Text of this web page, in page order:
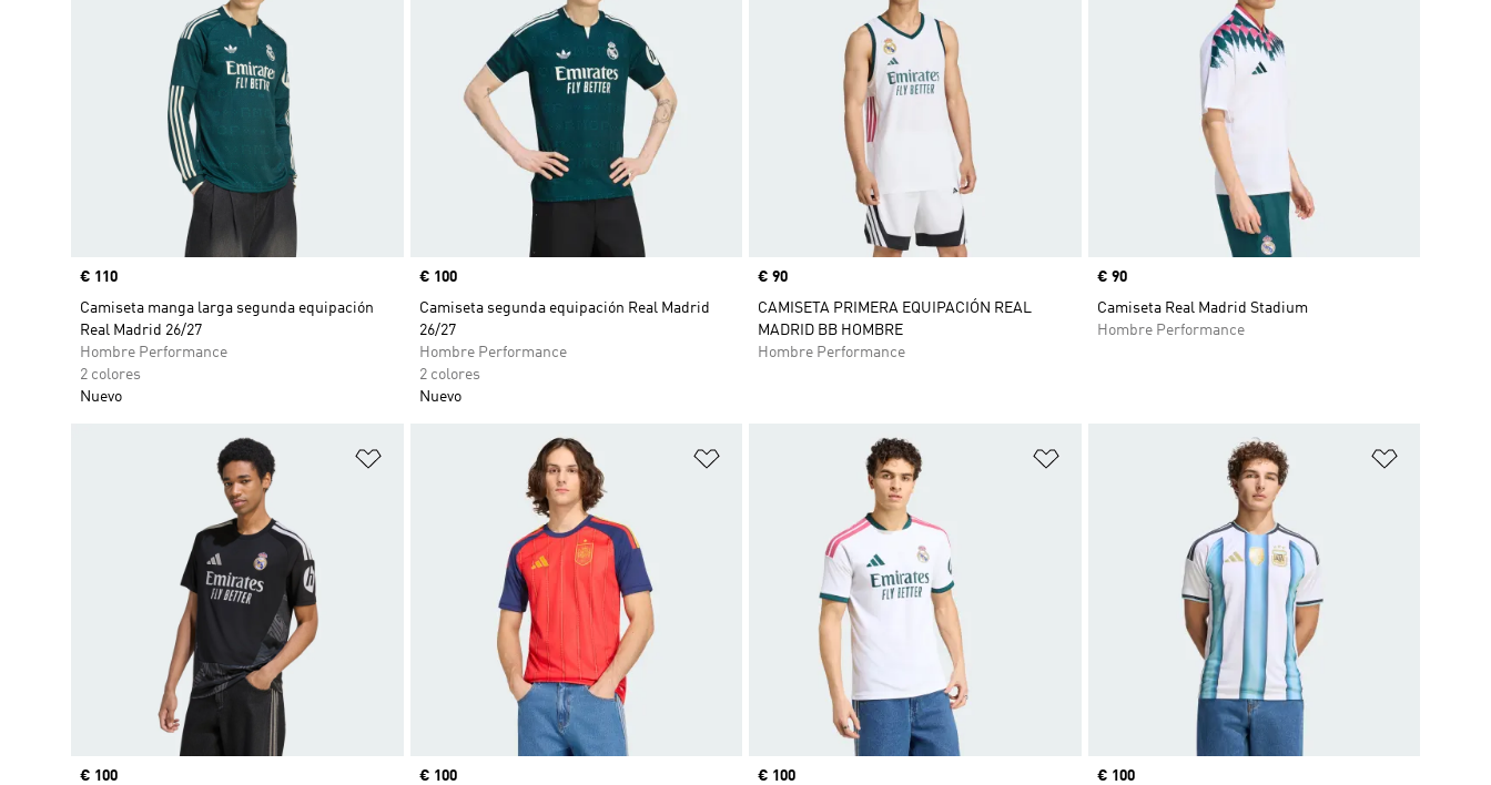
Precio
€ 110
Camiseta manga larga segunda equipación
Real Madrid 26/27
Hombre Performance
2 colores
Nuevo
Precio
€ 100
Camiseta segunda equipación Real Madrid
26/27
Hombre Performance
2 colores
Nuevo
Precio
€ 90
CAMISETA PRIMERA EQUIPACIÓN REAL
MADRID BB HOMBRE
Hombre Performance
Precio
€ 90
Camiseta Real Madrid Stadium
Hombre Performance
Añadir a la lista de deseos
Precio
€ 100
Añadir a la lista de deseos
Precio
€ 100
Añadir a la lista de deseos
Precio
€ 100
Precio
€ 100